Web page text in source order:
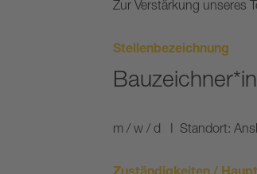
Zur Verstärkung unseres
Stellenbezeichnung
m / w / d I Standort: